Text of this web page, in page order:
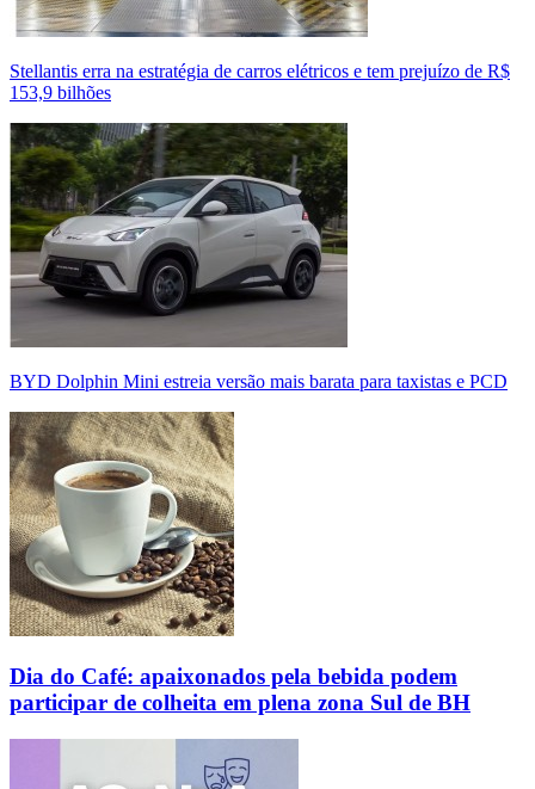
Stellantis erra na estratégia de carros elétricos e tem prejuízo de R$
153,9 bilhões
BYD Dolphin Mini estreia versão mais barata para taxistas e PCD
Dia do Café: apaixonados pela bebida podem
participar de colheita em plena zona Sul de BH